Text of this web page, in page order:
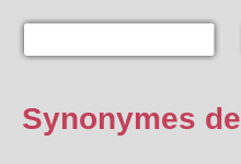
Synonymes de